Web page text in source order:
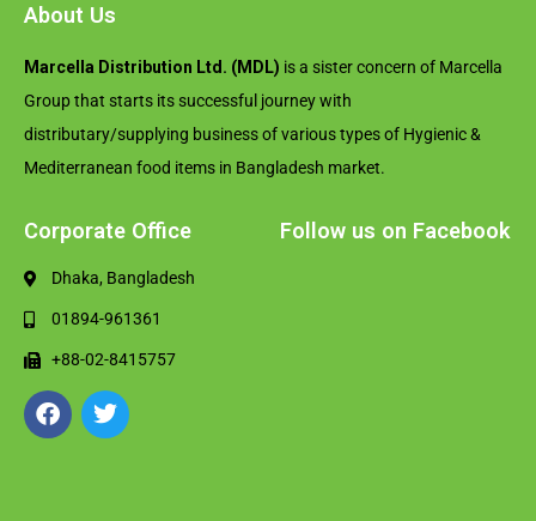
About Us
Marcella Distribution Ltd. (MDL) is a sister concern of Marcella
Group that starts its successful journey with
distributary/supplying business of various types of Hygienic &
Mediterranean food items in Bangladesh market.
Corporate Office
Dhaka, Bangladesh
01894-961361
+88-02-8415757
Follow us on Facebook